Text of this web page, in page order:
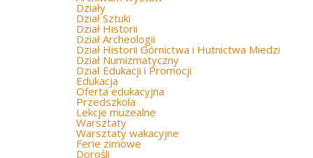
Działy
Dział Sztuki
Dział Historii
Dział Archeologii
Dział Historii Górnictwa i Hutnictwa Miedzi
Dział Numizmatyczny
Dział Edukacji i Promocji
Edukacja
Oferta edukacyjna
Przedszkola
Lekcje muzealne
Warsztaty
Warsztaty wakacyjne
Ferie zimowe
Dorośli